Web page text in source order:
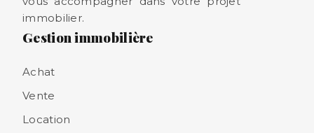
immobilier.
Gestion immobilière
Achat
Vente
Location